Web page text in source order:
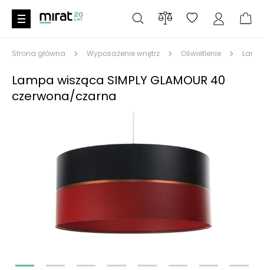
Strona główna Wyposażenie wnętrz Oświetlenie
Lampa wisząca SIMPLY GLAMOUR 40
czerwona/czarna